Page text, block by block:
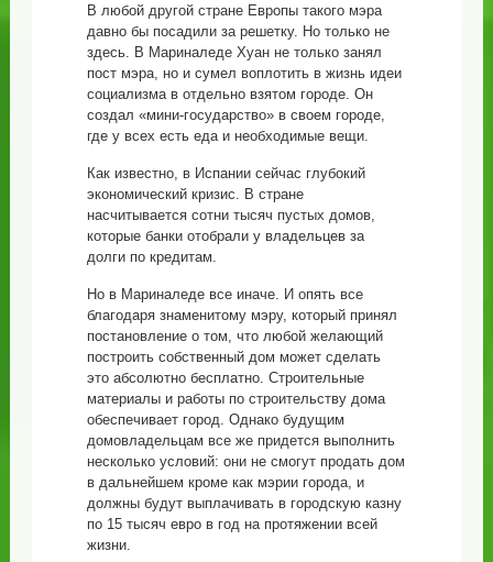
В любой другой стране Европы такого мэра
давно бы посадили за решетку. Но только не
здесь. В Мариналеде Хуан не только занял
пост мэра, но и сумел воплотить в жизнь идеи
социализма в отдельно взятом городе. Он
создал «мини-государство» в своем городе,
где у всех есть еда и необходимые вещи.
Как известно, в Испании сейчас глубокий
экономический кризис. В стране
насчитывается сотни тысяч пустых домов,
которые банки отобрали у владельцев за
долги по кредитам.
Но в Мариналеде все иначе. И опять все
благодаря знаменитому мэру, который принял
постановление о том, что любой желающий
построить собственный дом может сделать
это абсолютно бесплатно. Строительные
материалы и работы по строительству дома
обеспечивает город. Однако будущим
домовладельцам все же придется выполнить
несколько условий: они не смогут продать дом
в дальнейшем кроме как мэрии города, и
должны будут выплачивать в городскую казну
по 15 тысяч евро в год на протяжении всей
жизни.